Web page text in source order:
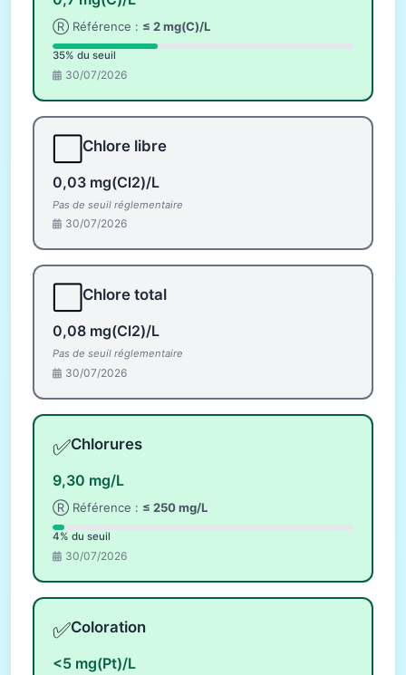
Ⓡ Référence : ≤ 2 mg(C)/L
35% du seuil
30/07/2026
Chlore libre
0,03 mg(Cl2)/L
Pas de seuil réglementaire
30/07/2026
Chlore total
0,08 mg(Cl2)/L
Pas de seuil réglementaire
30/07/2026
✅Chlorures
9,30 mg/L
Ⓡ Référence : ≤ 250 mg/L
4% du seuil
30/07/2026
✅Coloration
<5 mg(Pt)/L